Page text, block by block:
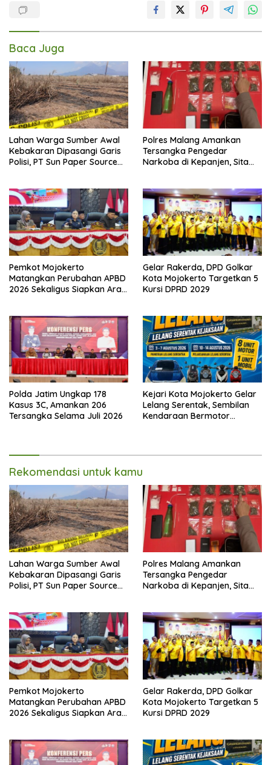
Baca Juga
Lahan Warga Sumber Awal
Kebakaran Dipasangi Garis
Polisi, PT Sun Paper Source
Polres Malang Amankan
Tersangka Pengedar
Narkoba di Kepanjen, Sita
Pemkot Mojokerto
Matangkan Perubahan APBD
2026 Sekaligus Siapkan Arah
Gelar Rakerda, DPD Golkar
Kota Mojokerto Targetkan 5
Kursi DPRD 2029
Polda Jatim Ungkap 178
Kasus 3C, Amankan 206
Tersangka Selama Juli 2026
Kejari Kota Mojokerto Gelar
Lelang Serentak, Sembilan
Kendaraan Bermotor
Rekomendasi untuk kamu
Lahan Warga Sumber Awal
Kebakaran Dipasangi Garis
Polisi, PT Sun Paper Source
Polres Malang Amankan
Tersangka Pengedar
Narkoba di Kepanjen, Sita
Pemkot Mojokerto
Matangkan Perubahan APBD
2026 Sekaligus Siapkan Arah
Gelar Rakerda, DPD Golkar
Kota Mojokerto Targetkan 5
Kursi DPRD 2029